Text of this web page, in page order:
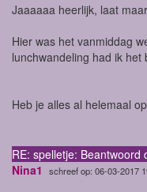
Jaaaaaa heerlijk, laat
Hier was het vanmiddag
lunchwandeling had ik het
Heb je alles al helemaal
RE: spelletje: Beantwoord
Nina1
schreef op: 06-03-2017